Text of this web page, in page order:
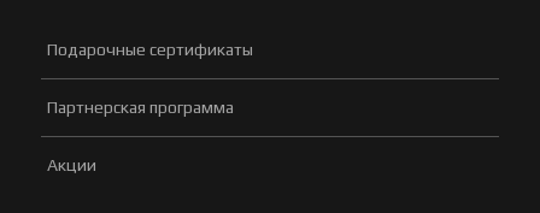
Подарочные сертификаты
Партнерская программа
Акции